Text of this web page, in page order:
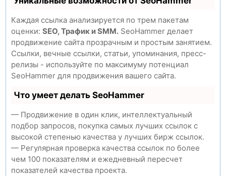
Каждая ссылка анализируется по трем пакетам
оценки: SEO, Трафик и SMM. SeoHammer делает
продвижение сайта прозрачным и простым занятием.
Ссылки, вечные ссылки, статьи, упоминания, пресс-
релизы - используйте по максимуму потенциал
SeoHammer для продвижения вашего сайта.
Что умеет делать SeoHammer
— Продвижение в один клик, интеллектуальный
подбор запросов, покупка самых лучших ссылок с
высокой степенью качества у лучших бирж ссылок.
— Регулярная проверка качества ссылок по более
чем 100 показателям и ежедневный пересчет
показателей качества проекта.